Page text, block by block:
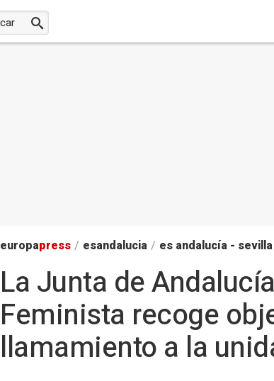
europapress / esandalucia / es andalucía - sevilla
La Junta de
Feminista recoge
llamamiento a la